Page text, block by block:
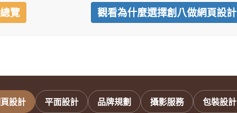
覽 觀看為什麼選擇創八做網頁設計
設計 平面設計 品牌規劃 攝影服務 包裝設計